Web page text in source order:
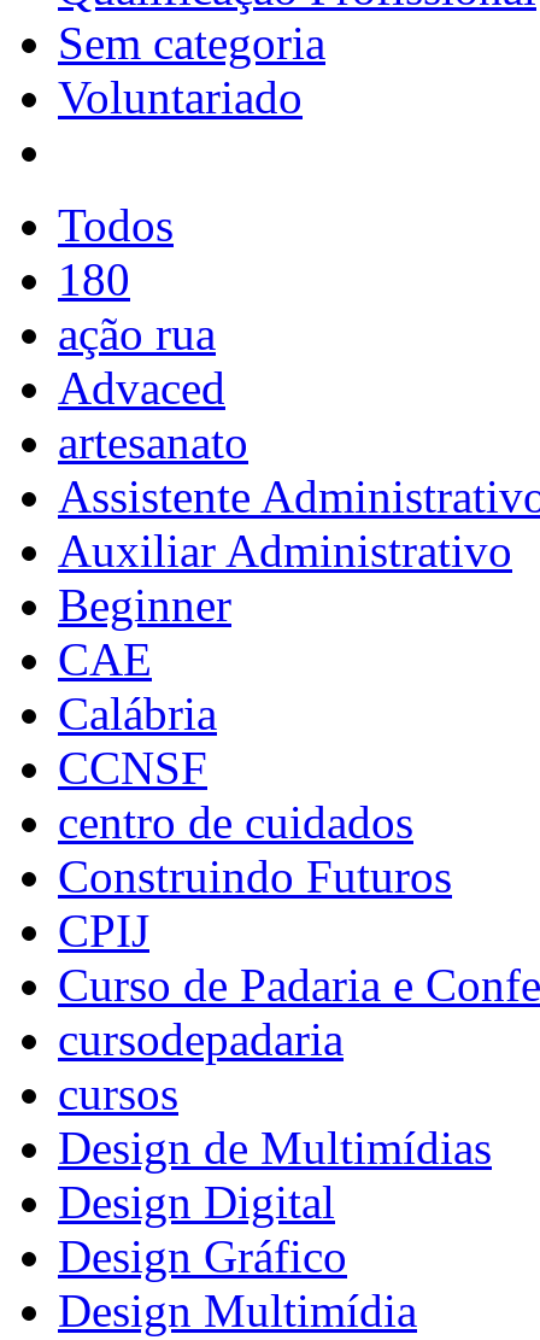
Sem categoria
Voluntariado
Todos
180
ação rua
Advaced
artesanato
Assistente
Auxiliar Administrativo
Beginner
CAE
Calábria
CCNSF
centro de cuidados
Construindo Futuros
CPIJ
Curso de Padaria e
cursodepadaria
cursos
Design de Multimídias
Design Digital
Design Gráfico
Design Multimídia